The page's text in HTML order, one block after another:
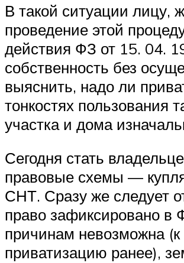
В такой ситуации лицу,
проведение этой
действия ФЗ от 15. 04.
собственность без
выяснить, надо ли
тонкостях пользования
участка и дома
Сегодня стать
правовые схемы —
СНТ. Сразу же следует
право зафиксировано в
причинам невозможна
приватизацию ранее),